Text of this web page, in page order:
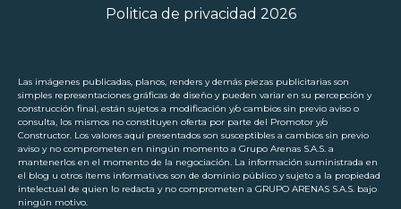
Politica de privacidad 2026
Las imágenes publicadas, planos, renders y demás piezas publicitarias son
simples representaciones gráficas de diseño y pueden variar en su percepción y
construcción final, están sujetos a modificación y/o cambios sin previo aviso o
consulta, los mismos no constituyen oferta por parte del Promotor y/o
Constructor. Los valores aquí presentados son susceptibles a cambios sin previo
aviso y no comprometen en ningún momento a Grupo Arenas S.A.S. a
mantenerlos en el momento de la negociación. La información suministrada en
el blog u otros ítems informativos son de dominio público y sujeto a la propiedad
intelectual de quien lo redacta y no comprometen a GRUPO ARENAS S.A.S. bajo
ningún motivo.